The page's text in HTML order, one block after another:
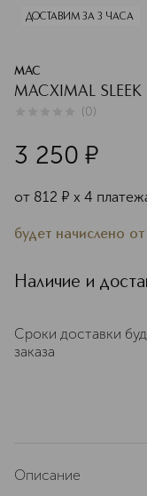
ДОСТАВИМ ЗА 3 ЧАСА
MAC
MACXIMAL
(0)
3 250 ¤
от 812 ¤ х 4
будет начислено от
Наличие и
Сроки доставки
заказа
Описание